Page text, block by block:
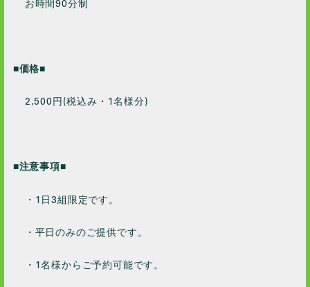
お時間90分制
■価格■
2,500円(税込み・1名様分)
■注意事項■
・1日3組限定です。
・平日のみのご提供です。
・1名様からご予約可能です。